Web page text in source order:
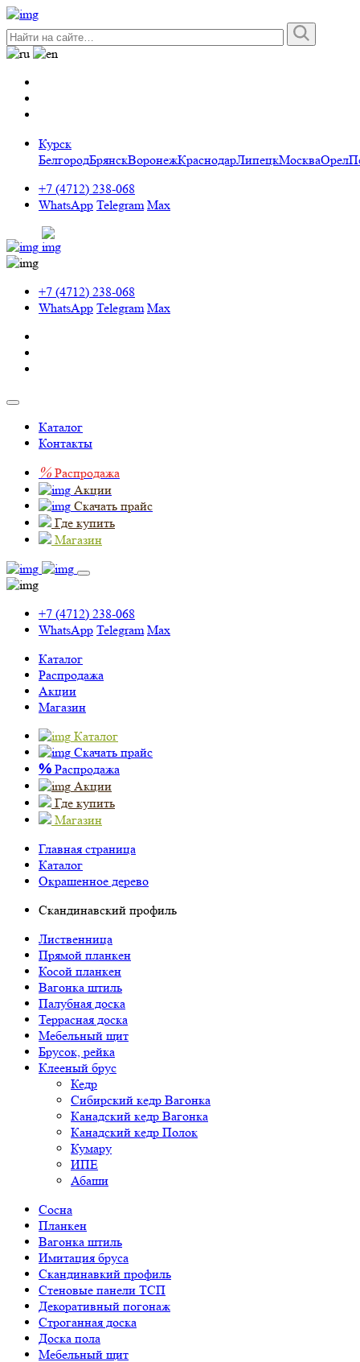
Курск
БелгородБрянскВоронежКраснодарЛипецкМоскваОрел
+7 (4712) 238-068
WhatsApp Telegram Max
+7 (4712) 238-068
WhatsApp Telegram Max
Каталог
Контакты
% Распродажа
Акции
Скачать прайс
Где купить
Магазин
+7 (4712) 238-068
WhatsApp Telegram Max
Каталог
Распродажа
Акции
Магазин
Каталог
Скачать прайс
% Распродажа
Акции
Где купить
Магазин
Главная страница
Каталог
Окрашенное дерево
Скандинавский профиль
Лиственница
Прямой планкен
Косой планкен
Вагонка штиль
Палубная доска
Террасная доска
Мебельный щит
Брусок, рейка
Клееный брус
Кедр
Сибирский кедр Вагонка
Канадский кедр Вагонка
Канадский кедр Полок
Кумару
ИПЕ
Абаши
Сосна
Планкен
Вагонка штиль
Имитация бруса
Скандинавкий профиль
Стеновые панели ТСП
Декоративный погонаж
Строганная доска
Доска пола
Мебельный щит